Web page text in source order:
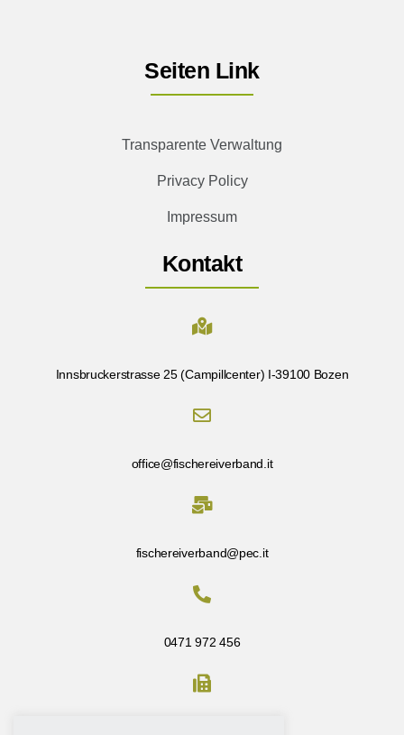
Seiten Link
Transparente Verwaltung
Privacy Policy
Impressum
Kontakt
Innsbruckerstrasse 25 (Campillcenter) I-39100 Bozen
office@fischereiverband.it
fischereiverband@pec.it
0471 972 456